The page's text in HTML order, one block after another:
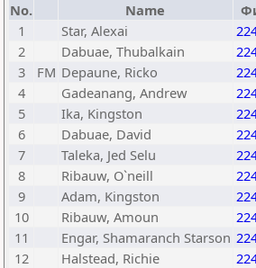
No. Name
1
Star, Alexai
2
Dabuae, Thubalkain
3
FM Depaune, Ricko
4
Gadeanang, Andrew
5
Ika, Kingston
6
Dabuae, David
7
Taleka, Jed Selu
8
Ribauw, O`neill
9
Adam, Kingston
10
Ribauw, Amoun
11
Engar, Shamaranch Starson
12
Halstead, Richie